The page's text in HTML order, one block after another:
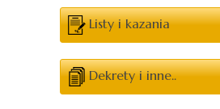
Listy i kazania
Dekrety i inne..